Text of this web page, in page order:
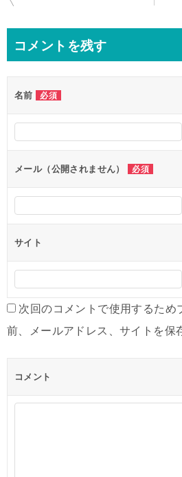
ビ
ー
シ
ョ
ン
コメントを残す
名前 必須
メール（公開されません） 必須
サイト
次回のコメントで使用するため
前、メールアドレス、サイトを保
コメント